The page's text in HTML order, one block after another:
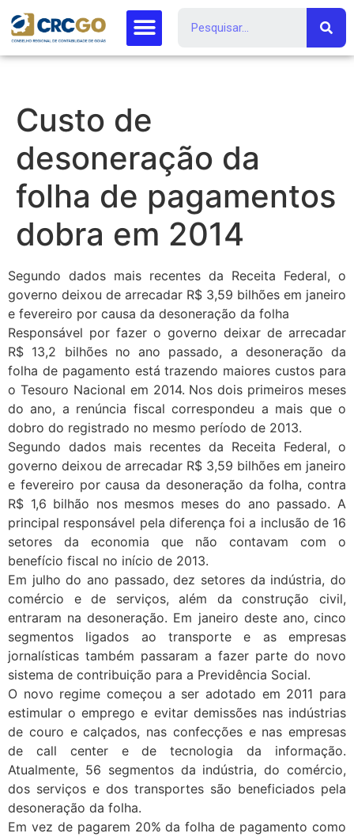
Custo de
desoneração da
folha de pagamentos
dobra em 2014
Segundo dados mais recentes da Receita Federal, o
governo deixou de arrecadar R$ 3,59 bilhões em janeiro
e fevereiro por causa da desoneração da folha
Responsável por fazer o governo deixar de arrecadar
R$ 13,2 bilhões no ano passado, a desoneração da
folha de pagamento está trazendo maiores custos para
o Tesouro Nacional em 2014. Nos dois primeiros meses
do ano, a renúncia fiscal correspondeu a mais que o
dobro do registrado no mesmo período de 2013.
Segundo dados mais recentes da Receita Federal, o
governo deixou de arrecadar R$ 3,59 bilhões em janeiro
e fevereiro por causa da desoneração da folha, contra
R$ 1,6 bilhão nos mesmos meses do ano passado. A
principal responsável pela diferença foi a inclusão de 16
setores da economia que não contavam com o
benefício fiscal no início de 2013.
Em julho do ano passado, dez setores da indústria, do
comércio e de serviços, além da construção civil,
entraram na desoneração. Em janeiro deste ano, cinco
segmentos ligados ao transporte e as empresas
jornalísticas também passaram a fazer parte do novo
sistema de contribuição para a Previdência Social.
O novo regime começou a ser adotado em 2011 para
estimular o emprego e evitar demissões nas indústrias
de couro e calçados, nas confecções e nas empresas
de call center e de tecnologia da informação.
Atualmente, 56 segmentos da indústria, do comércio,
dos serviços e dos transportes são beneficiados pela
desoneração da folha.
Em vez de pagarem 20% da folha de pagamento como